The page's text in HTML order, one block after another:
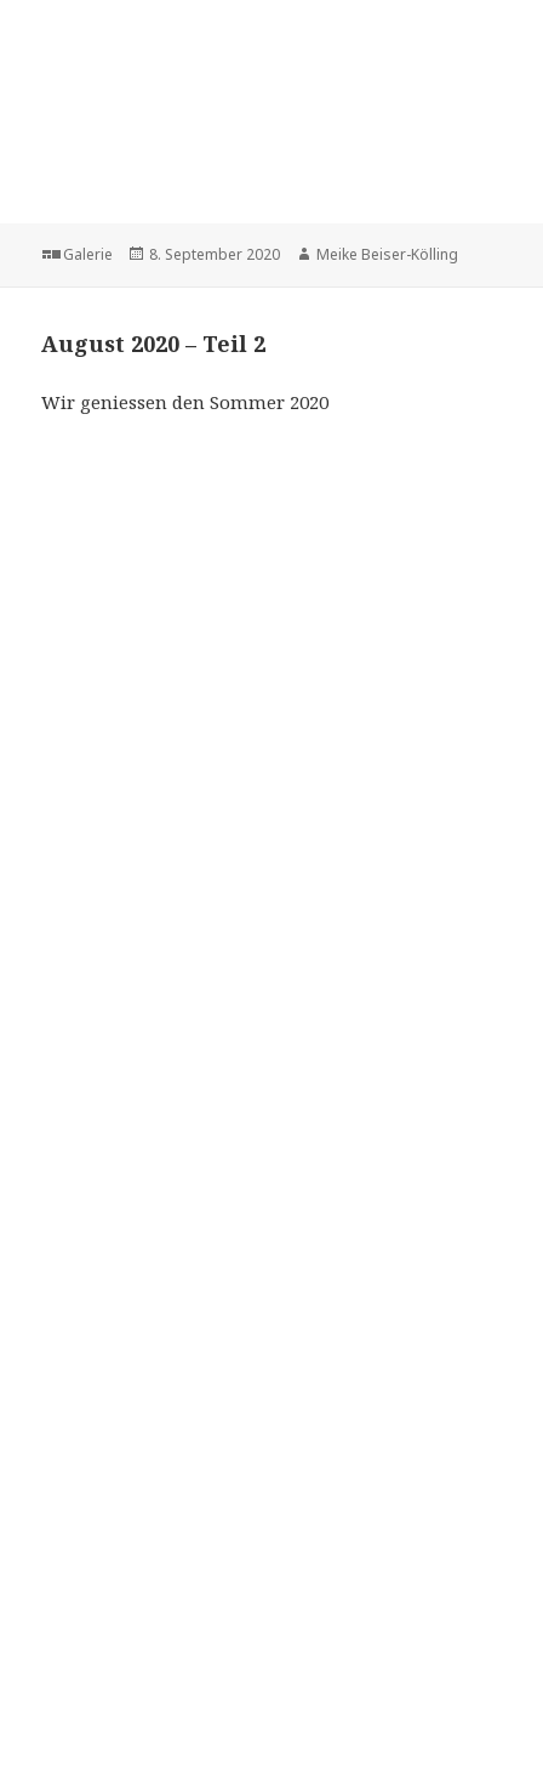
Format
Galerie
Veröffentlicht
8. September 2020 Autor
Meike Beiser-Kölling
August 2020 – Teil 2
Wir geniessen den Sommer 2020